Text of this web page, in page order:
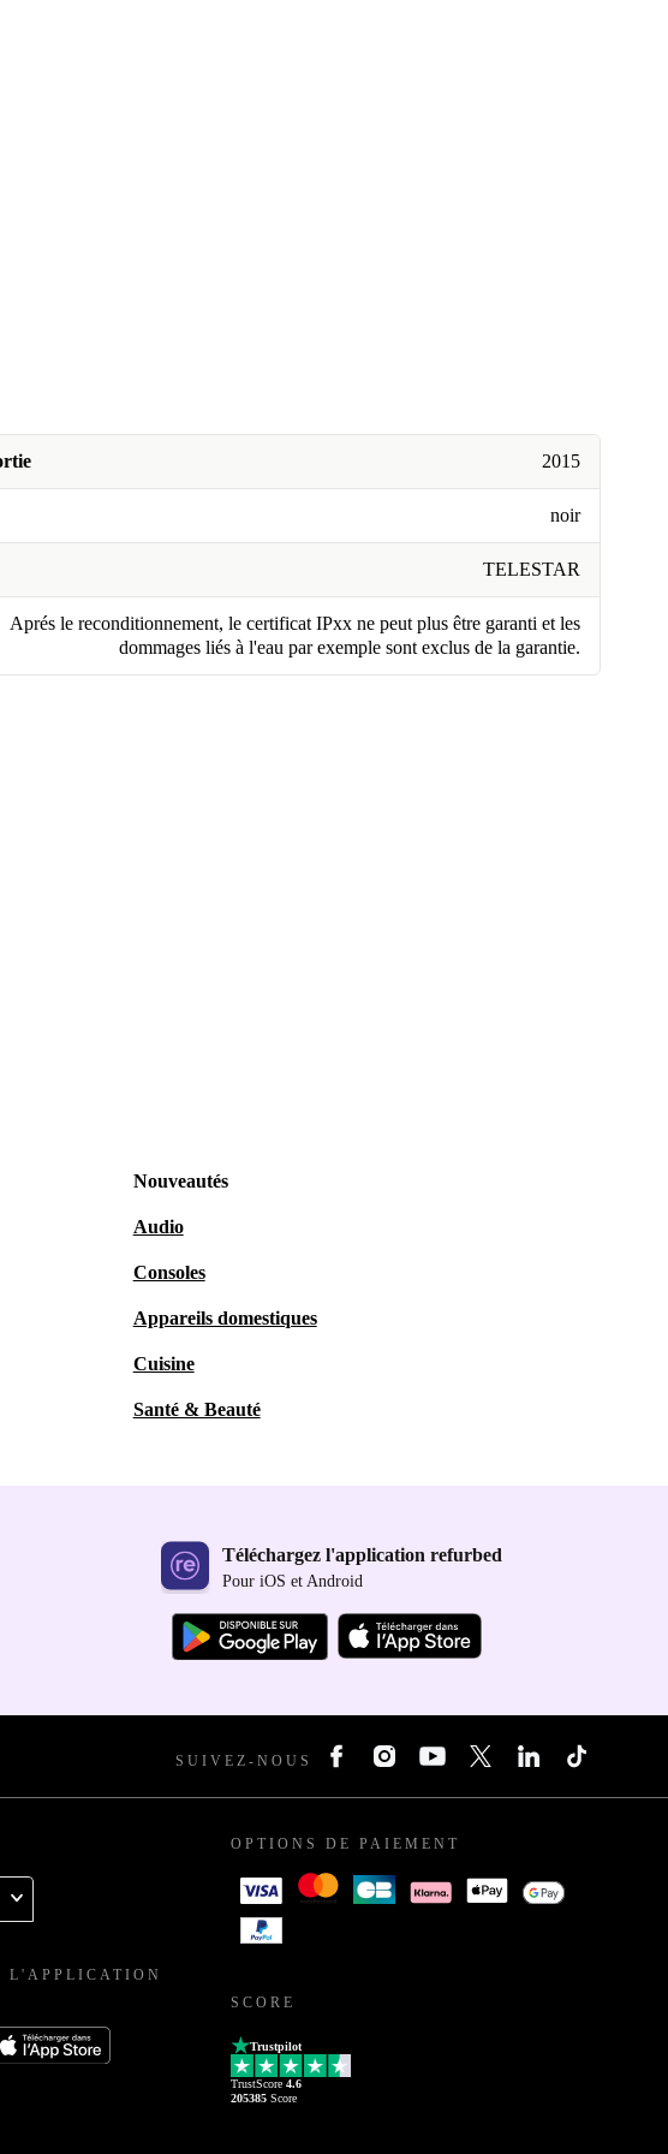
2015
noir
TELESTAR
Aprés le reconditionnement, le certificat IPxx ne peut plus être garanti et les
dommages liés à l'eau par exemple sont exclus de la garantie.
Nouveautés
Audio
Consoles
Appareils domestiques
Cuisine
Santé & Beauté
Téléchargez l'application refurbed
Pour iOS et Android
SUIVEZ-NOUS
L'APPLICATION
OPTIONS DE PAIEMENT
SCORE
Trustpilot
TrustScore 4.6
205385 Score